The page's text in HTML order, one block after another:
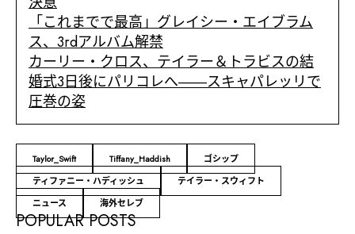
「これまでで最高」グレイシー・エイブラム
ス、3rdアルバム解禁
カーリー・クロス、テイラー＆トラビスの結
婚式3日後にパリコレへ――スキャパレッリで
圧巻の姿
Taylor_Swift Tiffany_Haddish
ゴシップ
ティファニー・ハディッシュ
テイラー・スウィフト
ニュース
海外セレブ
POPULAR POSTS